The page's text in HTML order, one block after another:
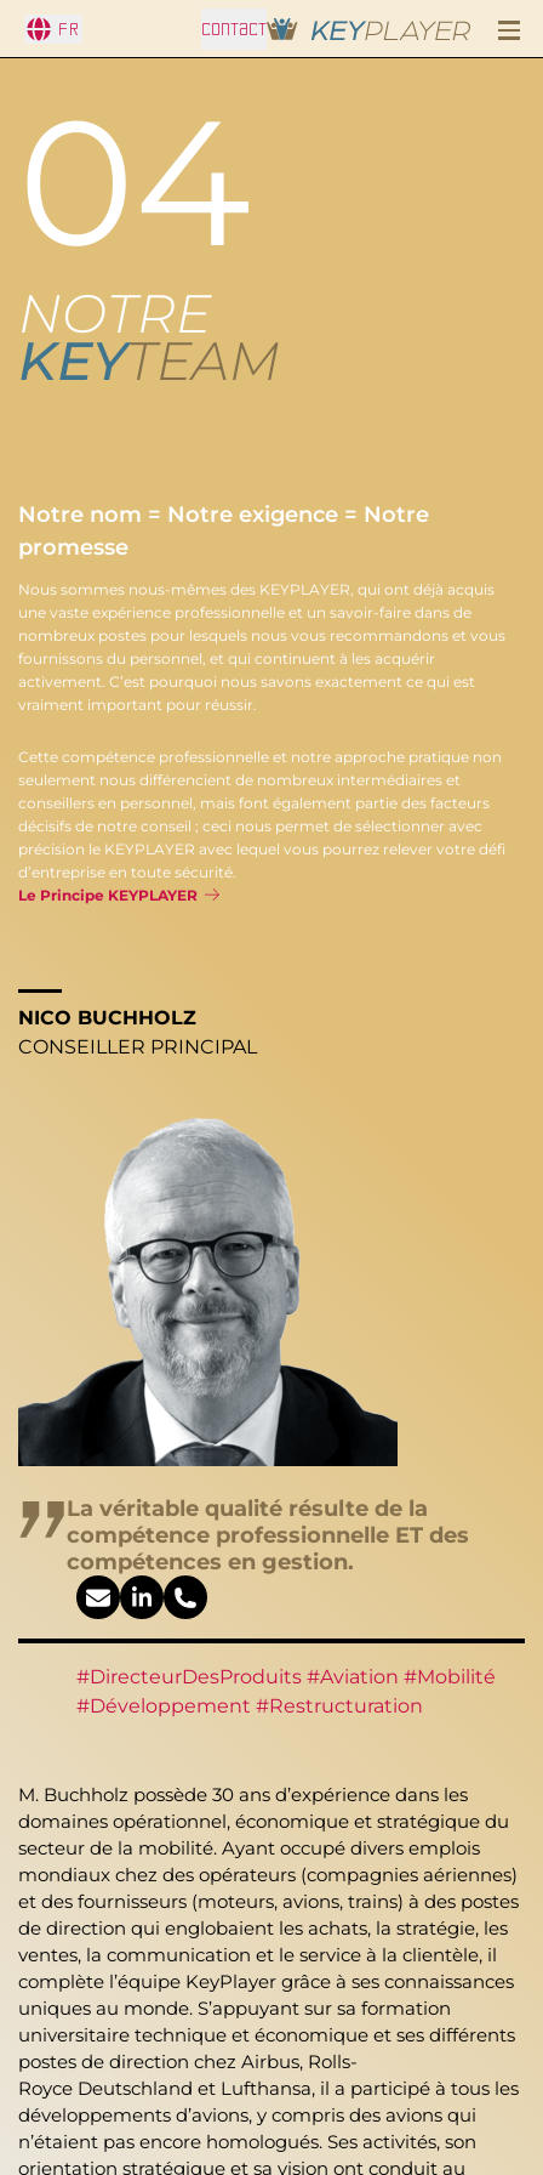
Fr CONTACT
04
NOTRE
KEYTEAM
Notre nom = Notre exigence = Notre
promesse
Nous sommes nous-mêmes des KEYPLAYER, qui ont déjà acquis
une vaste expérience professionnelle et un savoir-faire dans de
nombreux postes pour lesquels nous vous recommandons et vous
fournissons du personnel, et qui continuent à les acquérir
activement. C’est pourquoi nous savons exactement ce qui est
vraiment important pour réussir.
Cette compétence professionnelle et notre approche pratique non
seulement nous différencient de nombreux intermédiaires et
conseillers en personnel, mais font également partie des facteurs
décisifs de notre conseil ; ceci nous permet de sélectionner avec
précision le KEYPLAYER avec lequel vous pourrez relever votre défi
d’entreprise en toute sécurité.
Le Principe KEYPLAYER
NICO BUCHHOLZ
CONSEILLER PRINCIPAL
La véritable qualité résulte de la
compétence professionnelle ET des
compétences en gestion.
#DirecteurDesProduits #Aviation #Mobilité
#Développement #Restructuration
M. Buchholz possède 30 ans d’expérience dans les
domaines opérationnel, économique et stratégique du
secteur de la mobilité. Ayant occupé divers emplois
mondiaux chez des opérateurs (compagnies aériennes)
et des fournisseurs (moteurs, avions, trains) à des postes
de direction qui englobaient les achats, la stratégie, les
ventes, la communication et le service à la clientèle, il
complète l’équipe KeyPlayer grâce à ses connaissances
uniques au monde. S’appuyant sur sa formation
universitaire technique et économique et ses différents
postes de direction chez Airbus, Rolls-
Royce Deutschland et Lufthansa, il a participé à tous les
développements d’avions, y compris des avions qui
n’étaient pas encore homologués. Ses activités, son
orientation stratégique et sa vision ont conduit au